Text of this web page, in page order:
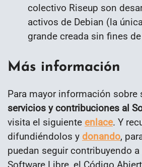
colectivo Riseup son
activos de Debian (la
grande creada sin fines
Más información
Para mayor información sobre
servicios y contribuciones al
visita el siguiente enlace. Y
difundiéndolos y donando,
puedan seguir contribuyendo
Software Libre, el Código